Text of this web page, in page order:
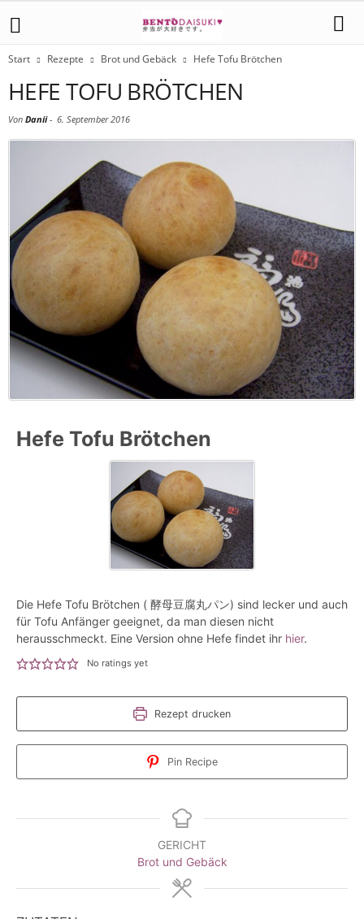
Start Rezepte Brot und Gebäck Hefe Tofu Brötchen
HEFE TOFU BRÖTCHEN
Von Danii- 6. September 2016
Hefe Tofu Brötchen
Die Hefe Tofu Brötchen ( 酵母豆腐丸パン) sind lecker und auch
für Tofu Anfänger geeignet, da man diesen nicht
herausschmeckt. Eine Version ohne Hefe findet ihr hier.
No ratings yet
Rezept drucken
Pin Recipe
GERICHT
Brot und Gebäck